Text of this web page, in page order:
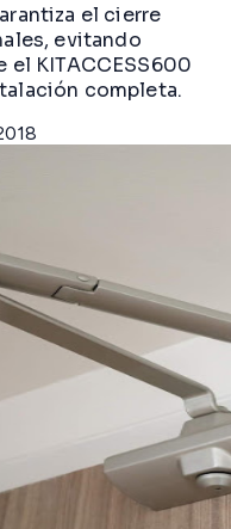
el cierre
evitando
el KITACCESS600
completa.